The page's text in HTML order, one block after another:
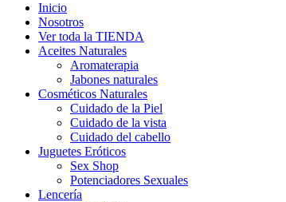
Inicio
Nosotros
Ver toda la TIENDA
Aceites Naturales
Aromaterapia
Jabones naturales
Cosméticos Naturales
Cuidado de la Piel
Cuidado de la vista
Cuidado del cabello
Juguetes Eróticos
Sex Shop
Potenciadores Sexuales
Lencería